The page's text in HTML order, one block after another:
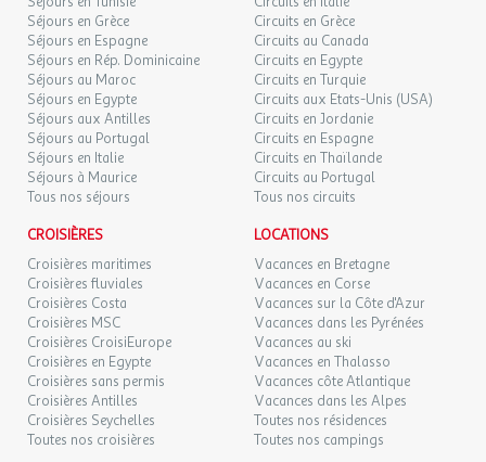
Informations accueil
Surveillance de nuit
en haute saison
Emplacements camping-car
Aire pour camping-car
Installations pour handicapés
Animaux acceptés
Situation
Village
Distance (en km) : 1
Distance en km : 0.3
Infrastructures
Infrastructures restauration
Restaurant (Distance : 0,2Km )
Pizzeria (Distance : 1Km )
08
SEPT.
MER.
09
SEPT.
89 €
Retour le
11/09/2026
JEU.
10
SEPT.
89 €
Retour le
12/09/2026
11
SAM.
12
SEPT.
89 €
Retour le
14/09/2026
DIM.
13
SEPT.
89 € /hébergement
Retour le
15/09/2026
LUN. 139 €
Retour le
Séjours en Grèce
Séjours en Espagne
Séjours en Rép. Dominicaine
Séjours au Maroc
Séjours en Egypte
Séjours aux Antilles
Séjours au Portugal
Séjours en Italie
Séjours à Maurice
Tous nos séjours
Circuits en Grèce
Circuits au Canada
Circuits en Egypte
Circuits en Turquie
Circuits aux Etats-Unis (USA)
Circuits en Jordanie
Circuits en Espagne
Circuits en Thaïlande
Circuits au Portugal
Tous nos circuits
CROISIÈRES
Croisières maritimes
Croisières fluviales
Croisières Costa
Croisières MSC
Croisières CroisiEurope
Croisières en Egypte
Croisières sans permis
Croisières Antilles
Croisières Seychelles
Toutes nos croisières
LOCATIONS
Vacances en Bretagne
Vacances en Corse
Vacances sur la Côte d'Azur
Vacances dans les Pyrénées
Vacances au ski
Vacances en Thalasso
Vacances côte Atlantique
Vacances dans les Alpes
Toutes nos résidences
Toutes nos campings